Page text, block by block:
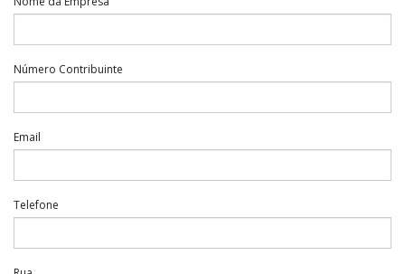
Número Contribuinte
Email
Telefone